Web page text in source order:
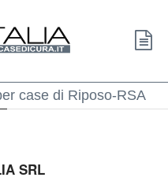
case di Riposo-RSA
SRL